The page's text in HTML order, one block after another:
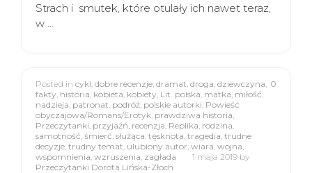
Strach i smutek, które otulały ich nawet teraz,
w …
0
Posted in cykl, dobre recenzje, dramat, droga, dziewczyna,
fakty, historia, kobieta, kobiety, Lit. polska, matka, miłość,
nadzieja, patronat, podróż, polskie autorki, Powieść
obyczajowa/Romans/Erotyk, prawdziwa historia,
Przeczytanki, przyjaźń, recenzja, Replika, rodzina,
samotność, śmierć, służąca, tęsknota, tragedia, trudne
decyzje, trudny temat, ulubiony autor, wiara, wojna,
wspomnienia, wzruszenia, zagłada 1 maja 2019 by
Przeczytanki Dorota Lińska-Złoch